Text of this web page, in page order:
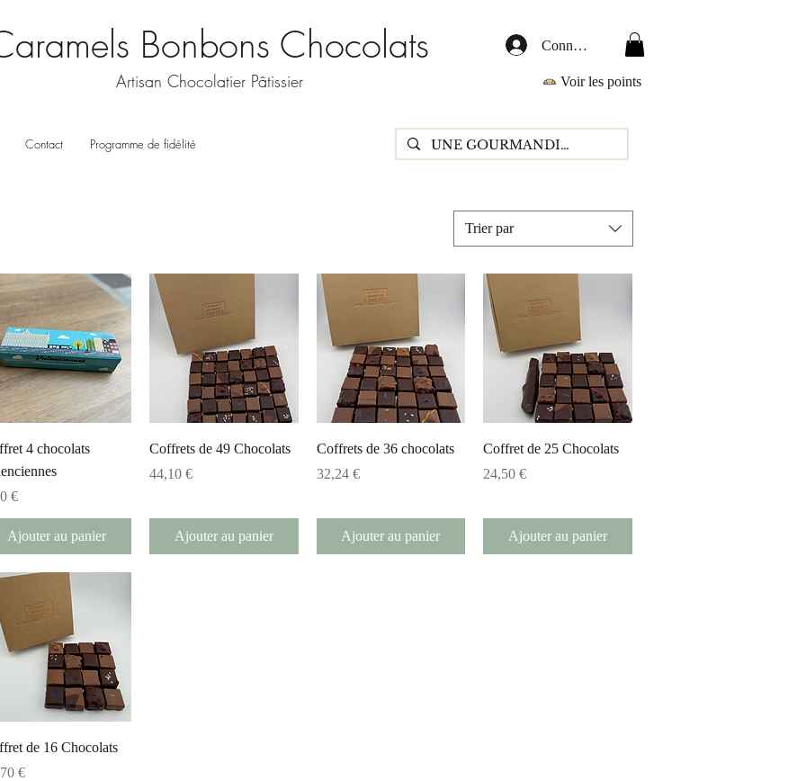
Bonbons Chocolats
Artisan Chocolatier Pâtissier
Connexion
Voir les points
Contact Programme de fidélité
Trier par
Aperçu rapide
4 chocolats
€
Ajouter au panier
Aperçu rapide
Coffrets de 49 Chocolats
Prix
44,10 €
Ajouter au panier
Aperçu rapide
Coffrets de 36 chocolats
Prix
32,24 €
Ajouter au panier
Aperçu rapide
Coffret de 25 Chocolats
Prix
24,50 €
Ajouter au panier
Aperçu rapide
de 16 Chocolats
€